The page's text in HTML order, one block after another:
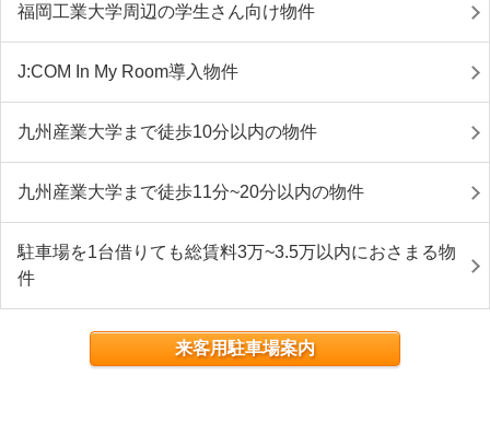
福岡工業大学周辺の学生さん向け物件
J:COM In My Room導入物件
九州産業大学まで徒歩10分以内の物件
九州産業大学まで徒歩11分~20分以内の物件
駐車場を1台借りても総賃料3万~3.5万以内におさまる物
件
来客用駐車場案内